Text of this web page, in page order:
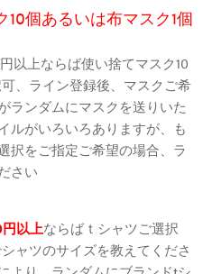
個あるいは布マスク1個
以上ならば使い捨てマスク10
、ライン登録後、マスクご希
ランダムにマスクを送りいた
ルがいろいろありますが、も
択をご指定ご希望の場合、ラ
さい
以上ならばｔシャツご選択
ャツのサイズを教えてくださ